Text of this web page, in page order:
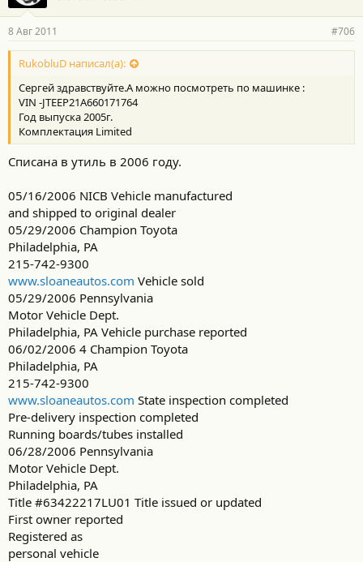
8 Авг 2011 #706
RukobluD написал(а):
Сергей здравствуйте.А можно посмотреть по машинке :
VIN -JTEEP21A660171764
Год выпуска 2005г.
Комплектация Limited
Списана в утиль в 2006 году.
05/16/2006 NICB Vehicle manufactured
and shipped to original dealer
05/29/2006 Champion Toyota
Philadelphia, PA
215-742-9300
www.sloaneautos.com Vehicle sold
05/29/2006 Pennsylvania
Motor Vehicle Dept.
Philadelphia, PA Vehicle purchase reported
06/02/2006 4 Champion Toyota
Philadelphia, PA
215-742-9300
www.sloaneautos.com State inspection completed
Pre-delivery inspection completed
Running boards/tubes installed
06/28/2006 Pennsylvania
Motor Vehicle Dept.
Philadelphia, PA
Title #63422217LU01 Title issued or updated
First owner reported
Registered as
personal vehicle